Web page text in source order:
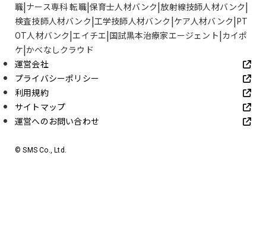
職 ナース専科 転職 保育士人材バンク 放射線技師人材バンク
検査技師人材バンク 工学技師人材バンク ケア人材バンク PT
OT人材バンク エイチエ 国試黒本治療家エージェント カイポ
ケ かべなしクラウド
運営会社
プライバシーポリシー
利用規約
サイトマップ
運営へのお問い合わせ
© SMS Co., Ltd.